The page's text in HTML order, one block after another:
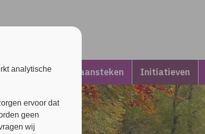
Kaarsje aansteken Initiatieven
analytische
ervoor dat
geen
wij